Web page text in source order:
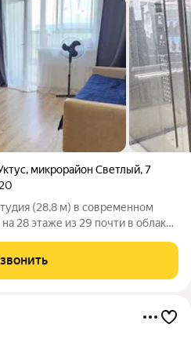
, микрорайон Светлый,7
(28,8 м) в современном
из 29 почти в облаках
и зелёно, а до центра 15